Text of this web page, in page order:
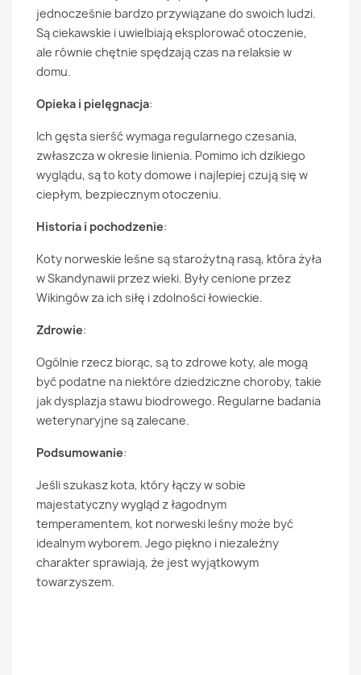
jednocześnie bardzo przywiązane do swoich ludzi.
Są ciekawskie i uwielbiają eksplorować otoczenie,
ale równie chętnie spędzają czas na relaksie w
domu.
Opieka i pielęgnacja:
Ich gęsta sierść wymaga regularnego czesania,
zwłaszcza w okresie linienia. Pomimo ich dzikiego
wyglądu, są to koty domowe i najlepiej czują się w
ciepłym, bezpiecznym otoczeniu.
Historia i pochodzenie:
Koty norweskie leśne są starożytną rasą, która żyła
w Skandynawii przez wieki. Były cenione przez
Wikingów za ich siłę i zdolności łowieckie.
Zdrowie:
Ogólnie rzecz biorąc, są to zdrowe koty, ale mogą
być podatne na niektóre dziedziczne choroby, takie
jak dysplazja stawu biodrowego. Regularne badania
weterynaryjne są zalecane.
Podsumowanie:
Jeśli szukasz kota, który łączy w sobie
majestatyczny wygląd z łagodnym
temperamentem, kot norweski leśny może być
idealnym wyborem. Jego piękno i niezależny
charakter sprawiają, że jest wyjątkowym
towarzyszem.